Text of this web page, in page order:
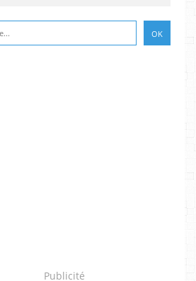
Publicité